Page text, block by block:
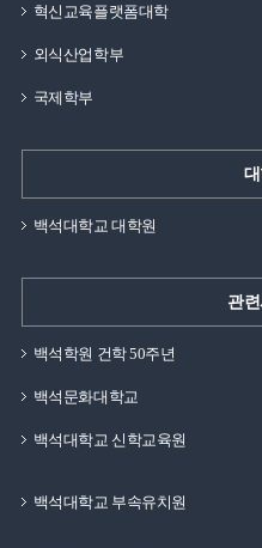
혁신교육플랫폼대학
외식산업학부
국제학부
대
백석대학교 대학원
관
백석학원 건학 50주년
백석문화대학교
백석대학교 신학교육원
백석대학교 부속유치원